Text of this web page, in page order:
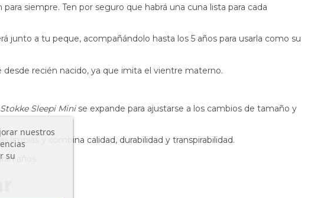
siempre. Ten por seguro que habrá una cuna lista para cada
junto a tu peque, acompañándolo hasta los 5 años para usarla como su
recién nacido, ya que imita el vientre materno.
Stokke Sleepi Minise expande para ajustarse a los cambios de tamaño y
limpias y combina calidad, durabilidad y transpirabilidad.
años.
nuestros
su